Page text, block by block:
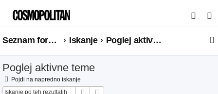
s
a
Seznam forumov Iskanje Poglej aktivne teme
Poglej aktivne teme
Pojdi na napredno iskanje
Iskanje